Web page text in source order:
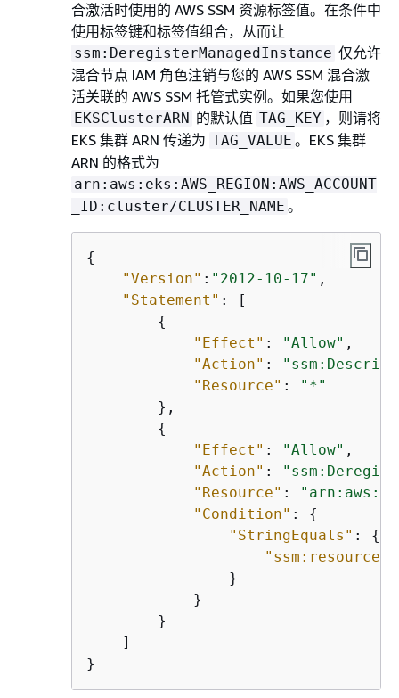
合激活时使用的 AWS SSM 资源标签值。在条件中
使用标签键和标签值组合，从而让
ssm:DeregisterManagedInstance 仅允许
混合节点 IAM 角色注销与您的 AWS SSM 混合激
活关联的 AWS SSM 托管式实例。如果您使用
EKSClusterARN 的默认值 TAG_KEY ，则请将
EKS 集群 ARN 传递为 TAG_VALUE 。EKS 集群
ARN 的格式为
arn:aws:eks:AWS_REGION:AWS_ACCOUNT
_ID:cluster/CLUSTER_NAME 。
{
"Version" : "2012-10-17" ,
"Statement" : [
{
"Effect" : "Allow" ,
"Action" :
"Resource" :
"*"
        },
{
"Effect" : "Allow" ,
"Action" :
"Resource" :
"Condition" : {
"StringEquals" : {
                }
            }
        }
    ]
}